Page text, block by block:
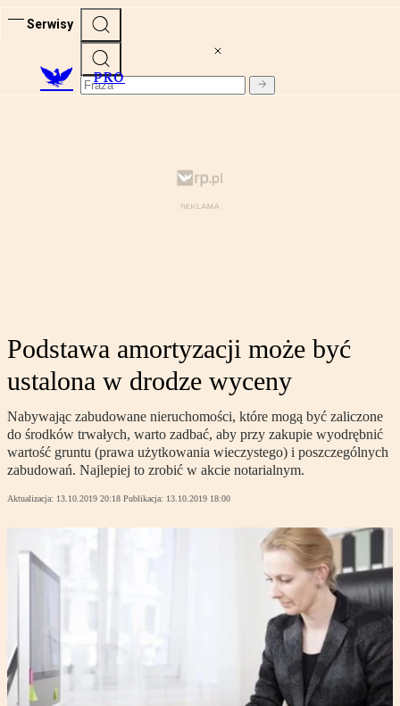
Serwisy
PRO
Podstawa amortyzacji może być
ustalona w drodze wyceny
Nabywając zabudowane nieruchomości, które mogą być zaliczone
do środków trwałych, warto zadbać, aby przy zakupie wyodrębnić
wartość gruntu (prawa użytkowania wieczystego) i poszczególnych
zabudowań. Najlepiej to zrobić w akcie notarialnym.
Aktualizacja: 13.10.2019 20:18 Publikacja: 13.10.2019 18:00